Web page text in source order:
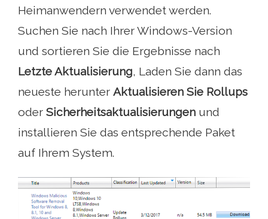
Heimanwendern verwendet werden.
Suchen Sie nach Ihrer Windows-Version
und sortieren Sie die Ergebnisse nach
Letzte Aktualisierung, Laden Sie dann das
neueste herunter Aktualisieren Sie Rollups
oder Sicherheitsaktualisierungen und
installieren Sie das entsprechende Paket
auf Ihrem System.